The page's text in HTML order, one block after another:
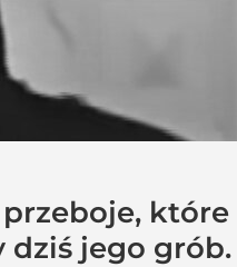
dziś jego grób.